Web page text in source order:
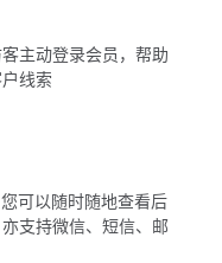
主动登录会员，帮助
线索
可以随时随地查看后
支持微信、短信、邮